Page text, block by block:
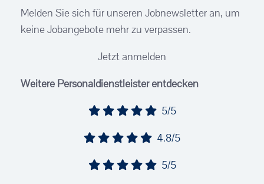
Melden Sie sich für unseren Jobnewsletter an, um
keine Jobangebote mehr zu verpassen.
Jetzt anmelden
Weitere Personaldienstleister entdecken
5/5
4.8/5
5/5